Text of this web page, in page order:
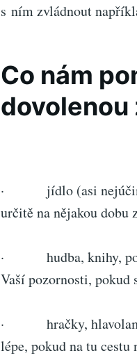
s ním zvládnout
Co nám
· jídlo (asi
určitě na nějakou dobu
· hudba, knihy,
Vaší pozornosti,
· hračky, hlavolamy,
lépe, pokud na tu cestu